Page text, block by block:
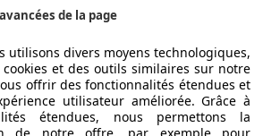
de la page
utilisons divers moyens technologiques,
et des outils similaires sur notre
offrir des fonctionnalités étendues et
utilisateur améliorée. Grâce à
étendues, nous permettons la
de notre offre, par exemple pour